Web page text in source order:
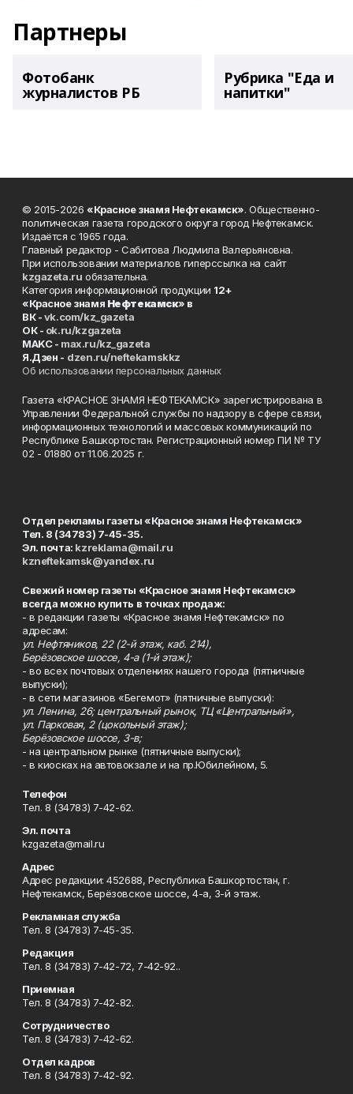
Партнеры
Фотобанк
журналистов РБ
Рубрика "Еда и
напитки"
© 2015-2026 «Красное знамя Нефтекамск». Общественно-
политическая газета городского округа город Нефтекамск.
Издаётся с 1965 года.
Главный редактор - Сабитова Людмила Валерьяновна.
При использовании материалов гиперссылка на сайт
kzgazeta.ru обязательна.
Категория информационной продукции 12+
«Красное знамя Нефтекамск» в
ВК -vk.com/kz_gazeta
ОК - ok.ru/kzgazeta
MAKC - max.ru/kz_gazeta
Я.Дзен - dzen.ru/neftekamskkz
Об использовании персональных данных
Газета «КРАСНОЕ ЗНАМЯ НЕФТЕКАМСК» зарегистрирована в
Управлении Федеральной службы по надзору в сфере связи,
информационных технологий и массовых коммуникаций по
Республике Башкортостан. Регистрационный номер ПИ № ТУ
02 - 01880 от 11.06.2025 г.
Отдел рекламы газеты «Красное знамя Нефтекамск»
Тел. 8 (34783) 7-45-35.
Эл. почта: kzreklama@mail.ru
kzneftekamsk@yandex.ru
Свежий номер газеты «Красное знамя Нефтекамск»
всегда можно купить в точках продаж:
- в редакции газеты «Красное знамя Нефтекамск» по
адресам:
ул. Нефтяников, 22 (2-й этаж, каб. 214),
Берёзовское шоссе, 4-а (1-й этаж);
- во всех почтовых отделениях нашего города (пятничные
выпуски);
- в сети магазинов «Бегемот» (пятничные выпуски):
ул. Ленина, 26; центральный рынок, ТЦ «Центральный»,
ул. Парковая, 2 (цокольный этаж);
Берёзовское шоссе, 3-в;
- на центральном рынке (пятничные выпуски);
- в киосках на автовокзале и на пр.Юбилейном, 5.
Телефон
Тел. 8 (34783) 7-42-62.
Эл. почта
kzgazeta@mail.ru
Адрес
Адрес редакции: 452688, Республика Башкортостан, г.
Нефтекамск, Берёзовское шоссе, 4-а, 3-й этаж.
Рекламная служба
Тел. 8 (34783) 7-45-35.
Редакция
Тел. 8 (34783) 7-42-72, 7-42-92..
Приемная
Тел. 8 (34783) 7-42-82.
Сотрудничество
Тел. 8 (34783) 7-42-62.
Отдел кадров
Тел. 8 (34783) 7-42-92.